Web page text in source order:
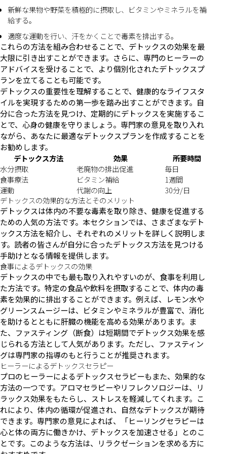
新鮮な果物や野菜を積極的に摂取し、ビタミンやミネラルを補
給する。
適度な運動を行い、汗をかくことで毒素を排出する。
これらの方法を組み合わせることで、デトックスの効果を最
大限に引き出すことができます。さらに、専門のヒーラーの
アドバイスを受けることで、より個別化されたデトックスプ
ランを立てることも可能です。
デトックスの重要性を理解することで、健康的なライフスタ
イルを実現するための第一歩を踏み出すことができます。自
分に合った方法を見つけ、定期的にデトックスを実施するこ
とで、心身の健康を守りましょう。専門家の意見を取り入れ
ながら、あなたに最適なデトックスプランを作成することを
お勧めします。
デトックス方法
効果
所要時間
水分摂取
老廃物の排出促進
毎日
食事療法
ビタミン補給
1週間
運動
代謝の向上
30分/日
デトックスの効果的な方法とそのメリット
デトックスは体内の不要な毒素を取り除き、健康を促進する
ための人気の方法です。本セクションでは、さまざまなデト
ックス方法を紹介し、それぞれのメリットを詳しく説明しま
す。読者の皆さんが自分に合ったデトックス方法を見つける
手助けとなる情報を提供します。
食事によるデトックスの効果
デトックスの中でも最も取り入れやすいのが、食事を利用し
た方法です。特定の食品や飲料を摂取することで、体内の毒
素を効果的に排出することができます。例えば、レモン水や
グリーンスムージーは、ビタミンやミネラルが豊富で、消化
を助けるとともに肝臓の機能を高める効果があります。ま
た、ファスティング（断食）は短期間でデトックス効果を感
じられる方法として人気があります。ただし、ファスティン
グは専門家の指導のもと行うことが推奨されます。
ヒーラーによるデトックスセラピー
プロのヒーラーによるデトックスセラピーもまた、効果的な
方法の一つです。アロマセラピーやリフレクソロジーは、リ
ラックス効果をもたらし、ストレスを軽減してくれます。こ
れにより、体内の循環が促進され、自然なデトックスが期待
できます。専門家の意見によれば、「ヒーリングセラピーは
心と体の両方に働きかけ、デトックスを加速させる」とのこ
とです。このような方法は、リラクゼーションを求める方に